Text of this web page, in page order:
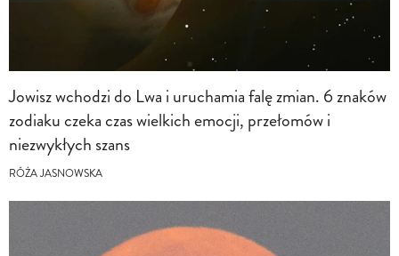
Jowisz wchodzi do Lwa i uruchamia falę zmian. 6 znaków
zodiaku czeka czas wielkich emocji, przełomów i
niezwykłych szans
RÓŻA JASNOWSKA